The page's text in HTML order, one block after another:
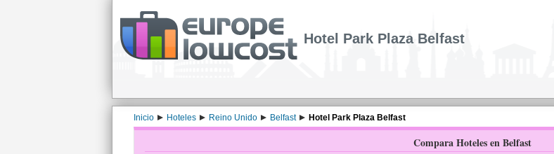
Hotel Park Plaza Belfast
Inicio Hoteles Reino Unido Belfast Hotel Park Plaza Belfast
Compara Hoteles en Belfast